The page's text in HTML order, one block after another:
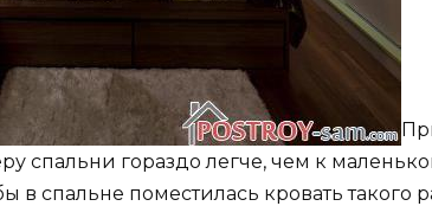
спальни гораздо легче, чем к
в спальне поместилась кровать такого